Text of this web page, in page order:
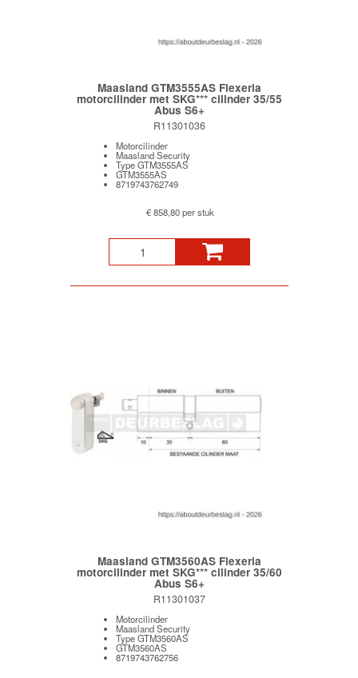
Maasland GTM3555AS Flexeria
motorcilinder met SKG*** cilinder 35/55
Abus S6+
R11301036
Motorcilinder
Maasland Security
Type GTM3555AS
GTM3555AS
8719743762749
€ 858,80 per stuk
Maasland GTM3560AS Flexeria
motorcilinder met SKG*** cilinder 35/60
Abus S6+
R11301037
Motorcilinder
Maasland Security
Type GTM3560AS
GTM3560AS
8719743762756